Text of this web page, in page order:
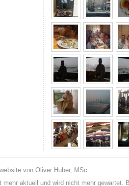
von Oliver Huber, MSc.
mehr aktuell und wird nicht mehr gewartet.